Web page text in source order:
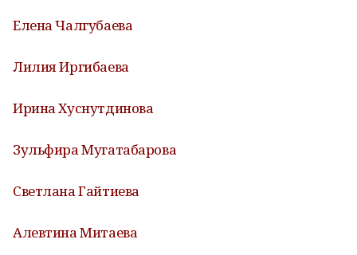
Елена Чалгубаева
Лилия Иргибаева
Ирина Хуснутдинова
Зульфира Мугатабарова
Светлана Гайтиева
Алевтина Митаева